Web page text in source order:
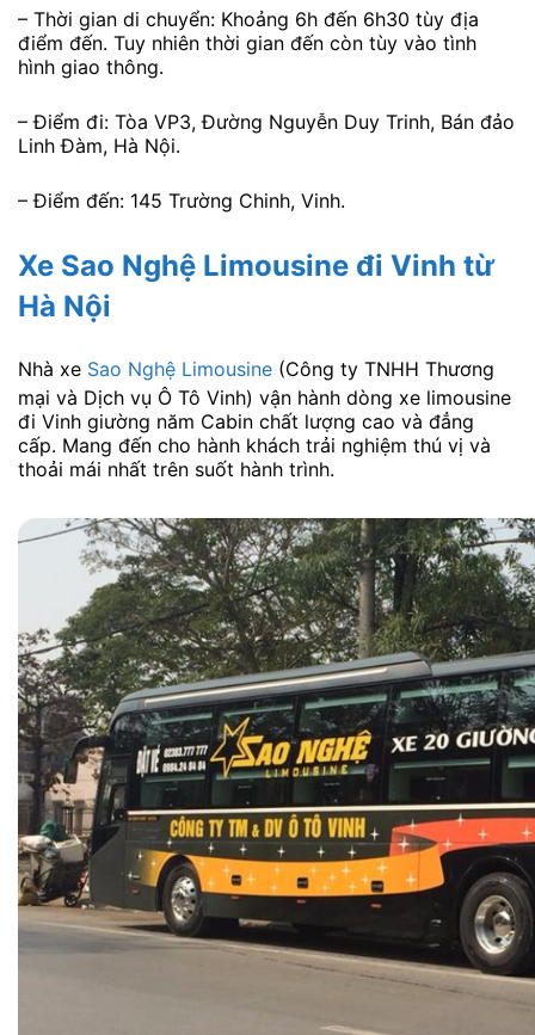
– Thời gian di chuyển: Khoảng 6h đến 6h30 tùy địa
điểm đến. Tuy nhiên thời gian đến còn tùy vào tình
hình giao thông.
– Điểm đi: Tòa VP3, Đường Nguyễn Duy Trinh, Bán đảo
Linh Đàm, Hà Nội.
– Điểm đến: 145 Trường Chinh, Vinh.
Xe Sao Nghệ Limousine đi Vinh từ
Hà Nội
Nhà xe Sao Nghệ Limousine (Công ty TNHH Thương
mại và Dịch vụ Ô Tô Vinh) vận hành dòng xe limousine
đi Vinh giường năm Cabin chất lượng cao và đẳng
cấp. Mang đến cho hành khách trải nghiệm thú vị và
thoải mái nhất trên suốt hành trình.